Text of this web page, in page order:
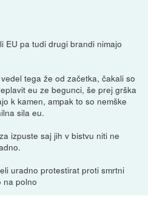
EU pa tudi drugi brandi nimajo
tega že od začetka, čakali so
eu ze begunci, še prej grška
k kamen, ampak to so nemške
sila eu.
izpuste saj jih v bistvu niti ne
uradno protestirat proti smrtni
na polno